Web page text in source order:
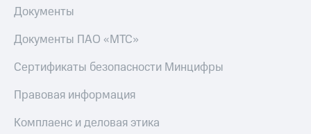
Документы
Документы ПАО «МТС»
Сертификаты безопасности Минцифры
Правовая информация
Комплаенс и деловая этика